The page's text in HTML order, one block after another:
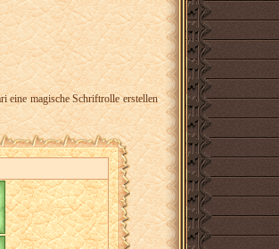
eine magische Schriftrolle erstellen